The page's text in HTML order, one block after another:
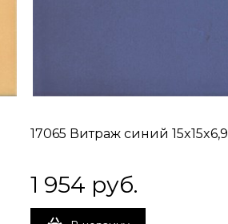
17065 Витраж синий 15x15x6,9
1 954 руб.